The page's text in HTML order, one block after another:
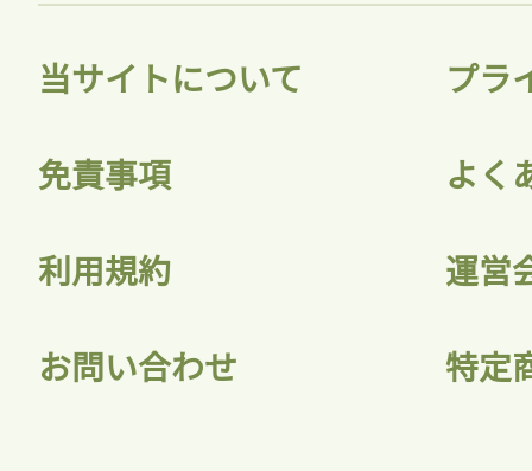
当サイトについて プラ
免責事項 よく
利用規約 運営
お問い合わせ 特定